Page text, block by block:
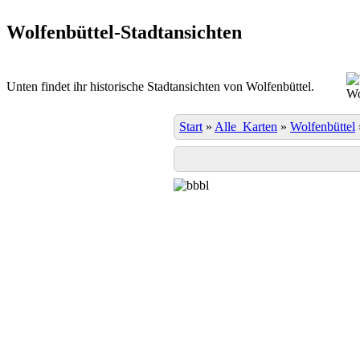
Wolfenbüttel-Stadtansichten
Unten findet ihr historische Stadtansichten von Wolfenbüttel.
Start » Alle_Karten » Wolfenbüttel